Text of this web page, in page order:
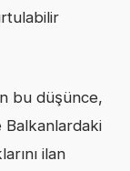
bu düşünce,
Balkanlardaki
ilan